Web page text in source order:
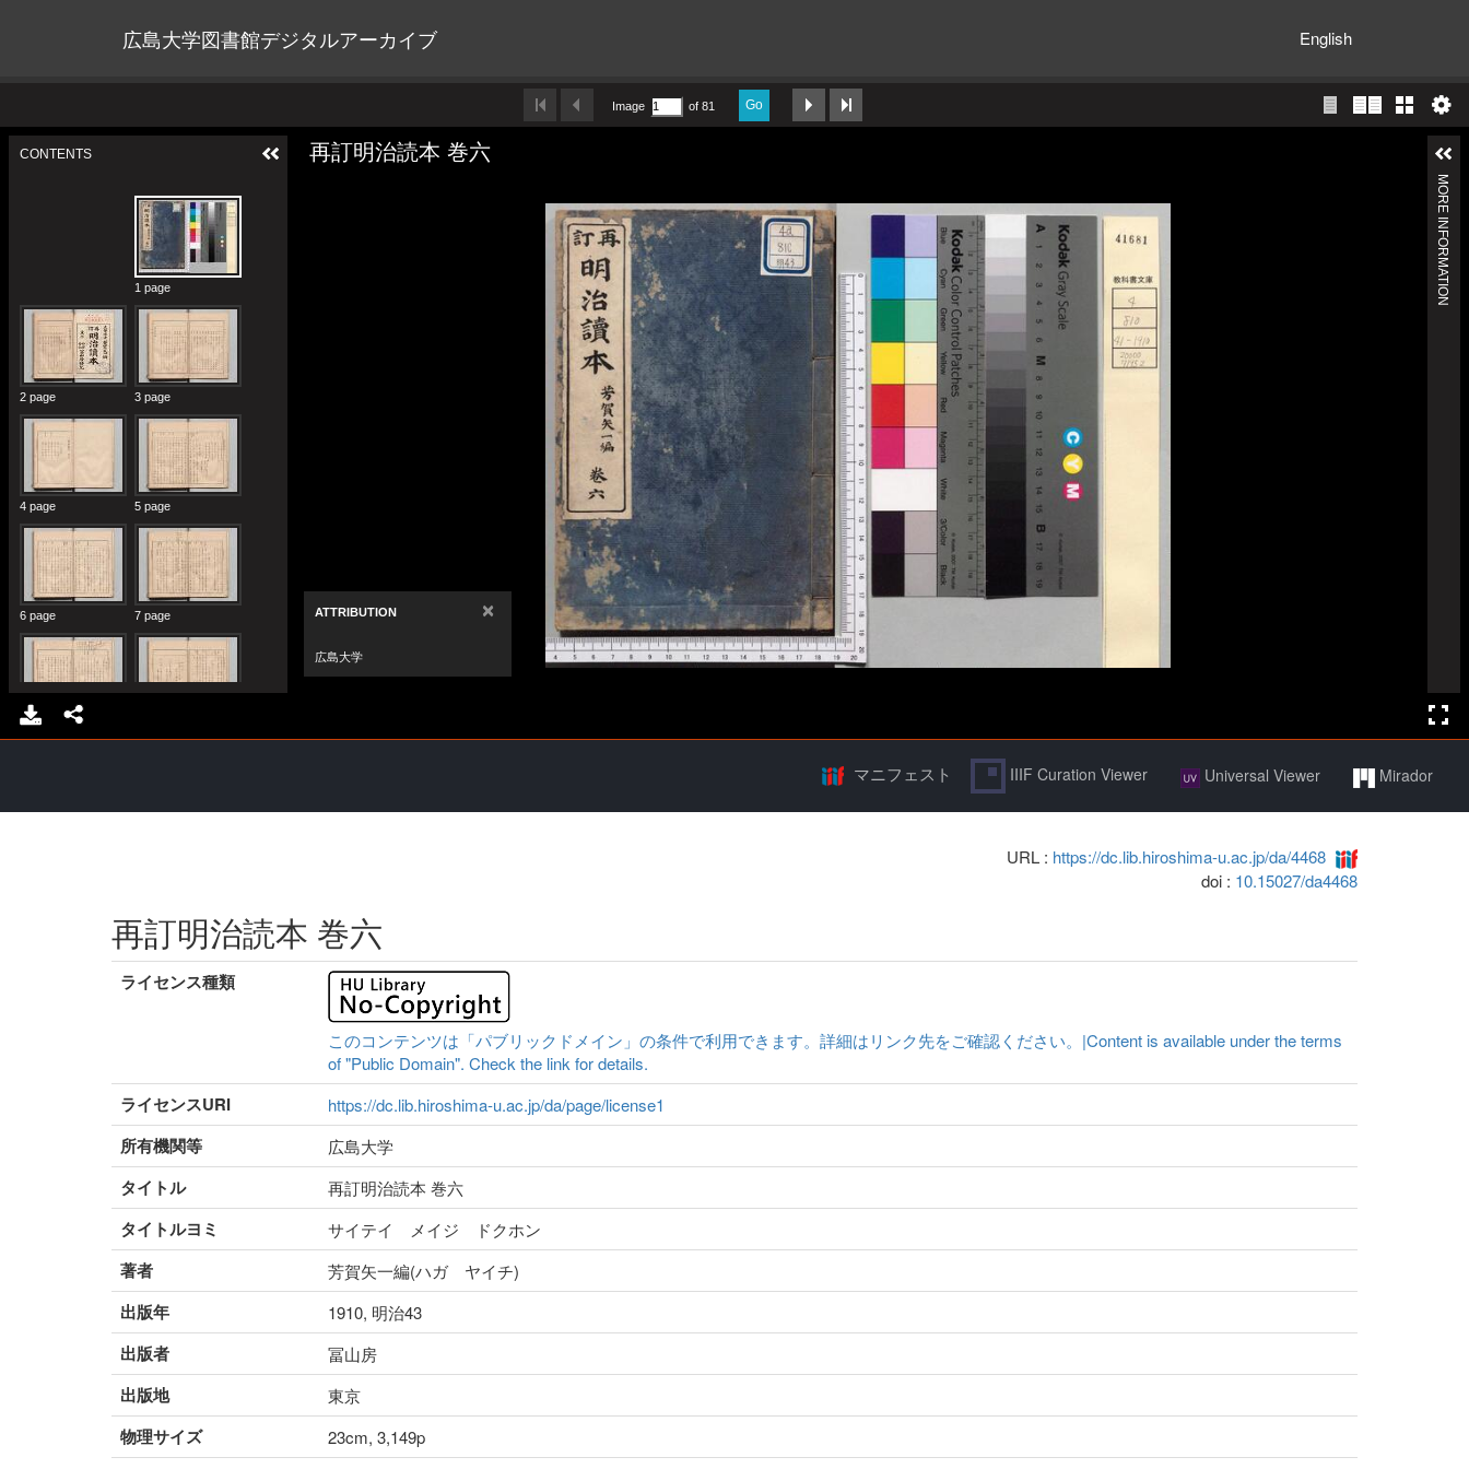
広島大学図書館デジタルアーカイブ English
マニフェスト IIIF Curation Viewer Universal Viewer Mirador
URL : https://dc.lib.hiroshima-u.ac.jp/da/4468
doi : 10.15027/da4468
再訂明治読本 巻六
ライセンス種類
このコンテンツは「パブリックドメイン」の条件で利用できます。詳細はリンク先をご確認ください。|Content is available under the terms
of "Public Domain". Check the link for details.
ライセンスURI https://dc.lib.hiroshima-u.ac.jp/da/page/license1
所有機関等 広島大学
タイトル 再訂明治読本 巻六
タイトルヨミ サイテイ メイジ ドクホン
著者 芳賀矢一編(ハガ ヤイチ)
出版年 1910, 明治43
出版者 冨山房
出版地 東京
物理サイズ 23cm, 3,149p